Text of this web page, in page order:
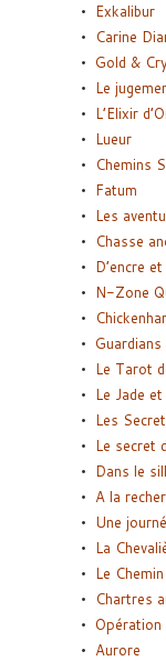
Exkalibur
Carine
Gold &
Le
L’Elixir
Lueur
Chemins
Fatum
Les
Chasse
D’encre et
N-Zone
Le Tarot
Le Jade
Les
Le secret
Dans le
A la
Une
La
Le
Chartres
Opération
Aurore